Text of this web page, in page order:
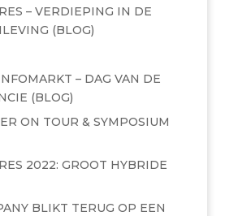
– VERDIEPING IN DE
(BLOG)
– DAG VAN DE
(BLOG)
ON TOUR & SYMPOSIUM
2022: GROOT HYBRIDE
BLIKT TERUG OP EEN